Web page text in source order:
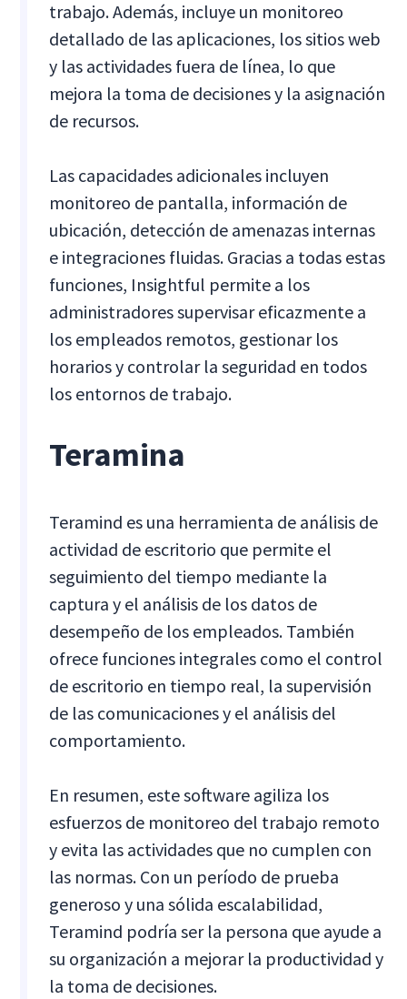
trabajo. Además, incluye un monitoreo
detallado de las aplicaciones, los sitios web
y las actividades fuera de línea, lo que
mejora la toma de decisiones y la asignación
de recursos.
Las capacidades adicionales incluyen
monitoreo de pantalla, información de
ubicación, detección de amenazas internas
e integraciones fluidas. Gracias a todas estas
funciones, Insightful permite a los
administradores supervisar eficazmente a
los empleados remotos, gestionar los
horarios y controlar la seguridad en todos
los entornos de trabajo.
Teramina
Teramind es una herramienta de análisis de
actividad de escritorio que permite el
seguimiento del tiempo mediante la
captura y el análisis de los datos de
desempeño de los empleados. También
ofrece funciones integrales como el control
de escritorio en tiempo real, la supervisión
de las comunicaciones y el análisis del
comportamiento.
En resumen, este software agiliza los
esfuerzos de monitoreo del trabajo remoto
y evita las actividades que no cumplen con
las normas. Con un período de prueba
generoso y una sólida escalabilidad,
Teramind podría ser la persona que ayude a
su organización a mejorar la productividad y
la toma de decisiones.